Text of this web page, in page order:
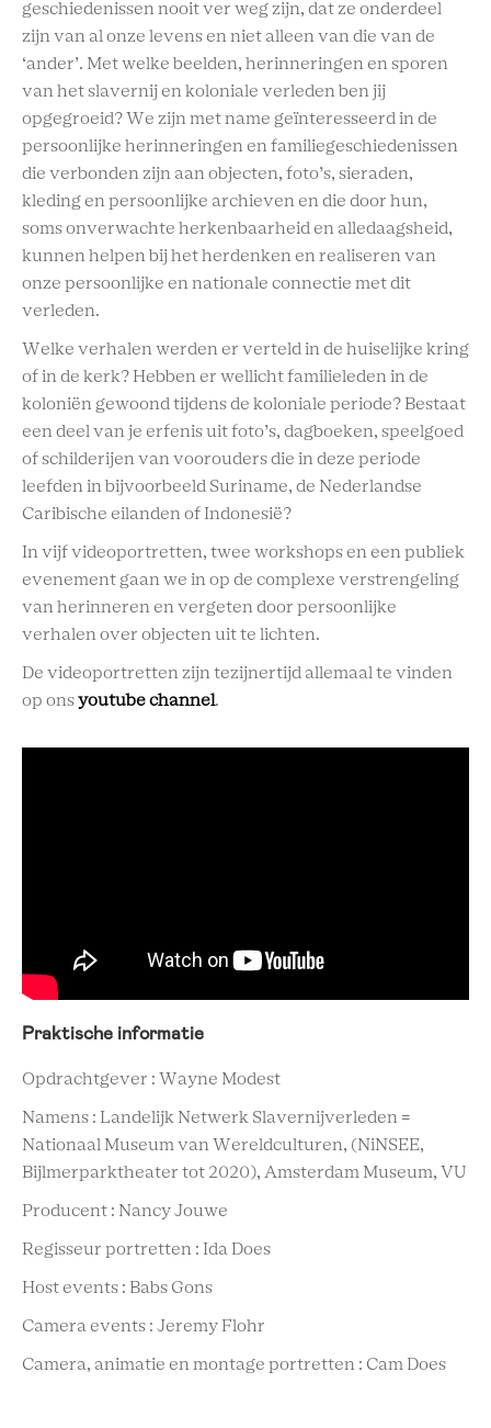
geschiedenissen nooit ver weg zijn, dat ze onderdeel
zijn van al onze levens en niet alleen van die van de
‘ander’. Met welke beelden, herinneringen en sporen
van het slavernij en koloniale verleden ben jij
opgegroeid? We zijn met name geïnteresseerd in de
persoonlijke herinneringen en familiegeschiedenissen
die verbonden zijn aan objecten, foto’s, sieraden,
kleding en persoonlijke archieven en die door hun,
soms onverwachte herkenbaarheid en alledaagsheid,
kunnen helpen bij het herdenken en realiseren van
onze persoonlijke en nationale connectie met dit
verleden.
Welke verhalen werden er verteld in de huiselijke kring
of in de kerk? Hebben er wellicht familieleden in de
koloniën gewoond tijdens de koloniale periode? Bestaat
een deel van je erfenis uit foto’s, dagboeken, speelgoed
of schilderijen van voorouders die in deze periode
leefden in bijvoorbeeld Suriname, de Nederlandse
Caribische eilanden of Indonesië?
In vijf videoportretten, twee workshops en een publiek
evenement gaan we in op de complexe verstrengeling
van herinneren en vergeten door persoonlijke
verhalen over objecten uit te lichten.
De videoportretten zijn tezijnertijd allemaal te vinden
op ons youtube channel.
Praktische informatie
Opdrachtgever : Wayne Modest
Namens : Landelijk Netwerk Slavernijverleden =
Nationaal Museum van Wereldculturen, (NiNSEE,
Bijlmerparktheater tot 2020), Amsterdam Museum, VU
Producent : Nancy Jouwe
Regisseur portretten : Ida Does
Host events : Babs Gons
Camera events : Jeremy Flohr
Camera, animatie en montage portretten : Cam Does